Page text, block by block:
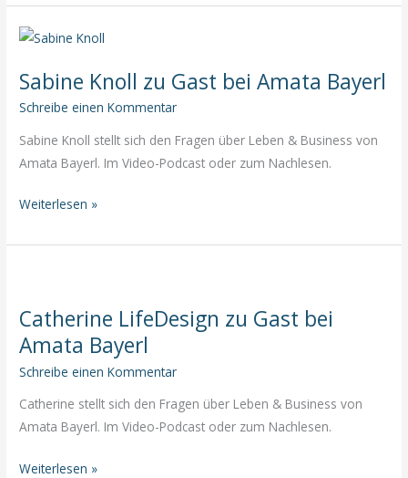
Strondl
zu
bei
Amata
Sabine Knoll zu Gast bei Amata Bayerl
Schreibe einen Kommentar
Sabine Knoll stellt sich den Fragen über Leben & Business von
Amata Bayerl. Im Video-Podcast oder zum Nachlesen.
Sabine
zu
Amata
Bayerl
Weiterlesen »
Catherine LifeDesign zu Gast bei
Amata Bayerl
Schreibe einen Kommentar
Catherine stellt sich den Fragen über Leben & Business von
Amata Bayerl. Im Video-Podcast oder zum Nachlesen.
Catherine
Weiterlesen »